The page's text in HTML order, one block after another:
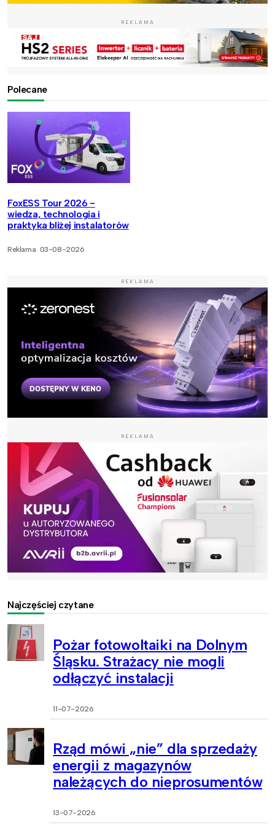
REKLAMA
Polecane
FoxESS Tour 2026 -
wiedza, technologia i
praktyka bliżej instalatorów
Reklama 03-08-2026
REKLAMA
REKLAMA
Najczęściej czytane
Pożar fotowoltaiki na Dolnym
Śląsku. Strażacy nie mogli
odłączyć instalacji
11-07-2026
Rząd mówi „nie” dla sprzedaży
energii z magazynów
należących do nieprosumentów
13-07-2026